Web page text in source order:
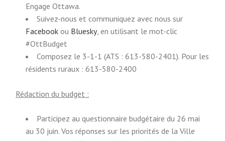
a
l
n
r
n
l
l
)
Engage Ottawa.
Suivez-nous et communiquez avec nous sur
Facebook(
E
x
t
r
a
l
ou Bluesky(
x
t
a
l
, en utilisant le mot-clic
#OttBudget
Composez le 3-1-1 (ATS : 613-580-2401). Pour les
résidents ruraux : 613-580-2400
Rédaction du budget :
Participez au questionnaire budgétaire du 26 mai
au 30 juin. Vos réponses sur les priorités de la Ville